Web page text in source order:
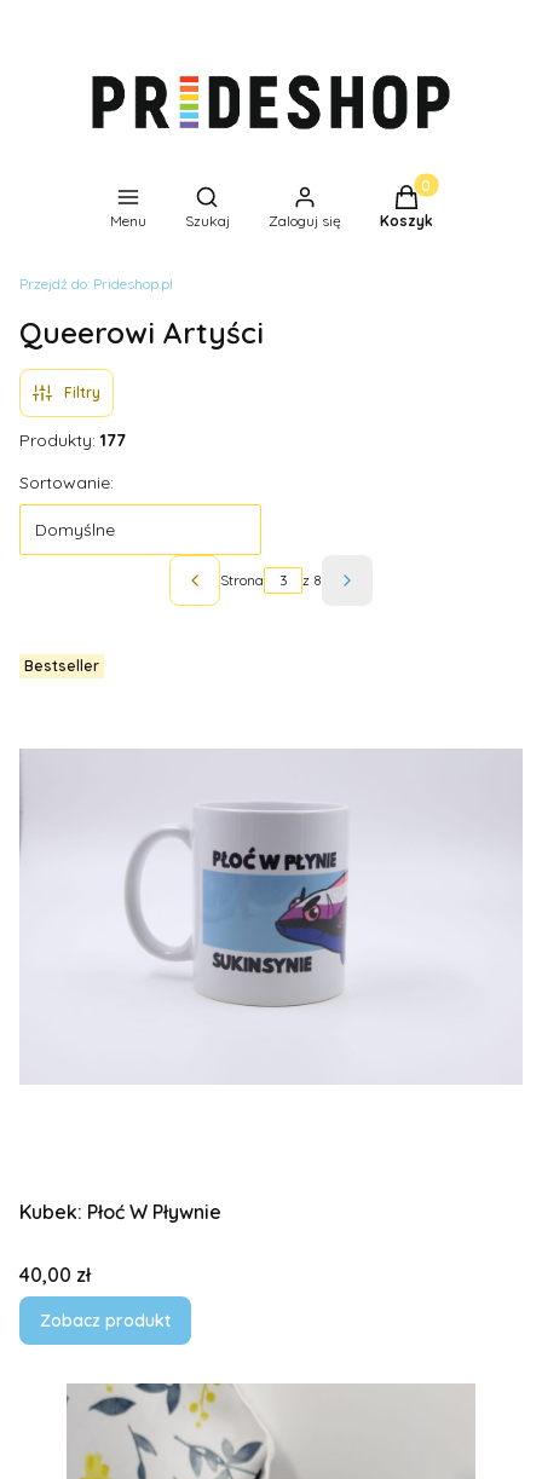
Menu
Otwórz wyszukiwarkę
Szukaj Zaloguj się
Produkty w
Koszyk
Przejdź do: Prideshop.pl
Queerowi Artyści
Filtry
Produkty: 177
Lista produktów
Sortowanie:
Domyślne
Poprzednie produkty
Strona z 8 Następne produkty
Bestseller
Kubek: Płoć W Pływnie
Cena
40,00 zł
Zobacz produkt